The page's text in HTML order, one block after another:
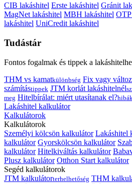
CIB lakáshitel Erste lakáshitel Gránit
MagNet lakáshitel MBH lakáshitel
lakáshitel UniCredit lakáshitel
Tudástár
Fontos fogalmak és tippek a
THM vs kamatkülönbség Fix vagy
számítástippek JTM korlát lakáshitelnél
meg Hitelbírálat: miért utasítanak el?hibák
Lakáshitel kalkulátor
Kalkulátorok
Kalkulátorok
Személyi kölcsön kalkulátor Lakáshitel
kalkulátor Gyorskölcsön kalkulátor
kalkulátor Hitelkiváltás kalkulátor
Plusz kalkulátor Otthon Start kalkulátor
Segéd kalkulátorok
JTM kalkulátorterhelhetőség THM